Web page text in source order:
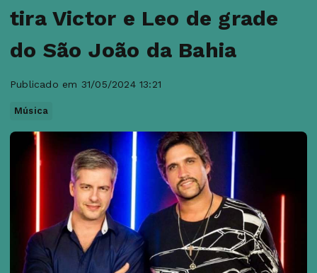
tira Victor e Leo de grade
do São João da Bahia
Publicado em 31/05/2024 13:21
Música